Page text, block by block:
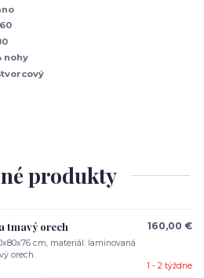
nohy
produkty
tmavý orech
cm, materiál: laminovaná
orech.
160,00 €
1 - 2 týždne